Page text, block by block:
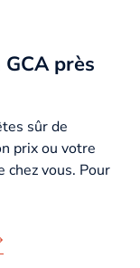
près
sûr de
prix ou votre
chez vous. Pour